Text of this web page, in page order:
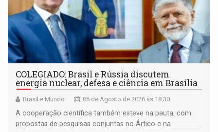
COLEGIADO: Brasil e Rússia discutem
energia nuclear, defesa e ciência em Brasília
Brasil e Mundo 06 de Agosto de 2026 às 18:30
A cooperação científica também esteve na pauta, com
propostas de pesquisas conjuntas no Ártico e na